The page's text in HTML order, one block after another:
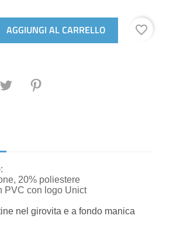
AGGIUNGI AL CARRELLO favorite_border
20% poliestere
PVC con logo Unict
nel girovita e a fondo manica